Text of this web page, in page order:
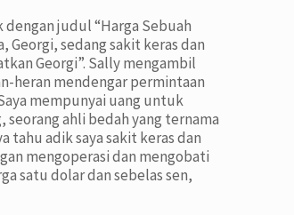
judul “Harga Sebuah
Georgi, sedang sakit keras dan
Georgi”. Sally mengambil
heran mendengar permintaan
mempunyai uang untuk
seorang ahli bedah yang ternama
tahu adik saya sakit keras dan
mengoperasi dan mengobati
satu dolar dan sebelas sen,